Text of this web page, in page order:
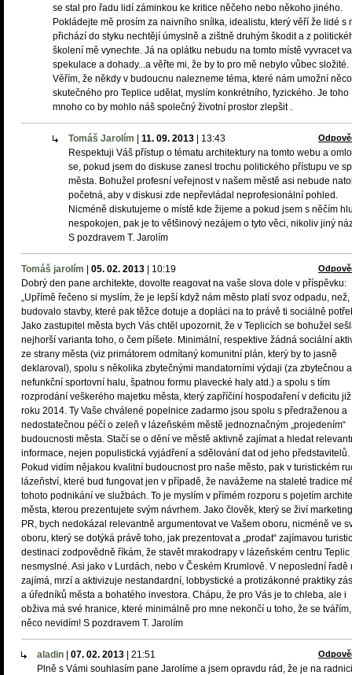
se stal pro řadu lidí záminkou ke kritice něčeho nebo někoho jiného.
Pokládejte mě prosím za naivního snílka, idealistu, který věří že lidé s
přichází do styku nechtějí úmyslně a zištně druhým škodit a z
školení mě vynechte. Já na oplátku nebudu na tomto místě vyvracet
spekulace a dohady...a věřte mi, že by to pro mě nebylo vůbec složité.
Věřím, že někdy v budoucnu nalezneme téma, které nám umožní něco
skutečného pro Teplice udělat, myslím konkrétního, fyzického. Je toho
mnoho co by mohlo náš společný životní prostor zlepšit .
Tomáš Jarolím 11. 09. 2013 13:43
Respektuji Váš přístup o tématu architektury na tomto webu a
se, pokud jsem do diskuse zanesl trochu politického přístupu ve
města. Bohužel profesní veřejnost v našem městě asi nebude
početná, aby v diskusi zde nepřevládal neprofesionální pohled.
Nicméně diskutujeme o místě kde žijeme a pokud jsem s něčím
nespokojen, pak je to většinový nezájem o tyto věci, nikoliv jiný
S pozdravem T. Jarolím
Tomáš jarolím 05. 02. 2013 10:19
Dobrý den pane architekte, dovolte reagovat na vaše slova dole v příspěvku:
„Upřímě řečeno si myslím, že je lepší když nám město platí svoz odpadu, než,
budovalo stavby, které pak těžce dotuje a dopláci na to právě ti sociálně
Jako zastupitel města bych Vás chtěl upozornit, že v Teplicích se bohužel
nejhorší varianta toho, o čem píšete. Minimální, respektive žádná sociální
ze strany města (viz primátorem odmítaný komunitní plán, který by to jasně
deklaroval), spolu s několika zbytečnými mandatorními výdaji (za zbytečnou a
nefunkční sportovní halu, špatnou formu plavecké haly atd.) a spolu s tím
rozprodání veškerého majetku města, který zapříčiní hospodaření v deficitu
roku 2014. Ty Vaše chválené popelnice zadarmo jsou spolu s předraženou a
nedostatečnou péčí o zeleň v lázeňském městě jednoznačným „projedením“
budoucnosti města. Stačí se o dění ve městě aktivně zajímat a hledat
informace, nejen populistická vyjádření a sdělování dat od jeho představitelů.
Pokud vidím nějakou kvalitní budoucnost pro naše město, pak v turistickém
lázeňství, které bud fungovat jen v případě, že navážeme na staleté tradice
tohoto podnikání ve službách. To je myslím v přímém rozporu s pojetím
města, kterou prezentujete svým návrhem. Jako člověk, který se živí
PR, bych nedokázal relevantně argumentovat ve Vašem oboru, nicméně ve
oboru, který se dotýká právě toho, jak prezentovat a „prodat“ zajímavou
destinaci zodpovědně říkám, že stavět mrakodrapy v lázeňském centru Teplic
nesmyslné. Asi jako v Lurdách, nebo v Českém Krumlově. V neposlední řadě
zajímá, mrzí a aktivizuje nestandardní, lobbystické a protizákonné praktiky
a úředníků města a bohatého investora. Chápu, že pro Vás je to chleba, ale i
obživa má své hranice, které minimálně pro mne nekončí u toho, že se
něco nevidím! S pozdravem T. Jarolím
aladin 07. 02. 2013 21:51
Plně s Vámi souhlasím pane Jarolíme a jsem opravdu rád, že je na